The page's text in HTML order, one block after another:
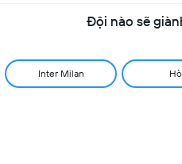
Đội nào sẽ
Inter Milan